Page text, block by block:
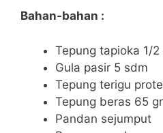
Bahan-bahan :
Tepung tapioka 1/2
Gula pasir 5 sdm
Tepung terigu
Tepung beras 65
Pandan sejumput